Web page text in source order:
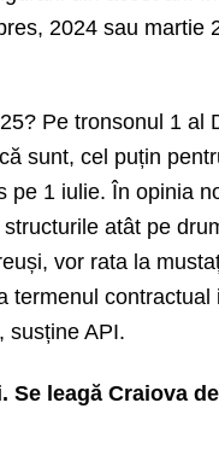
2024 sau martie
Pe tronsonul 1 al
sunt, cel puțin
pe 1 iulie. În opinia
atât pe
vor rata la
contractual
susține API.
leagă Craiova